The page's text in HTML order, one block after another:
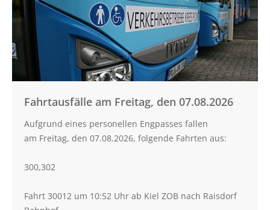
ALFA Plön
ALFA Lütjenburg
ALFA Probstei
ALFA Selent
ALFA Bokhorst-Wankendorf
Weitere Verkehrsunternehmen
ABO
in Schönberg
Fahrtausfälle am Freitag, den 07.08.2026
Aufgrund eines personellen Engpasses fallen
am Freitag, den 07.08.2026, folgende Fahrten aus:
300,302
Fahrt 30012 um 10:52 Uhr ab Kiel ZOB nach Raisdorf